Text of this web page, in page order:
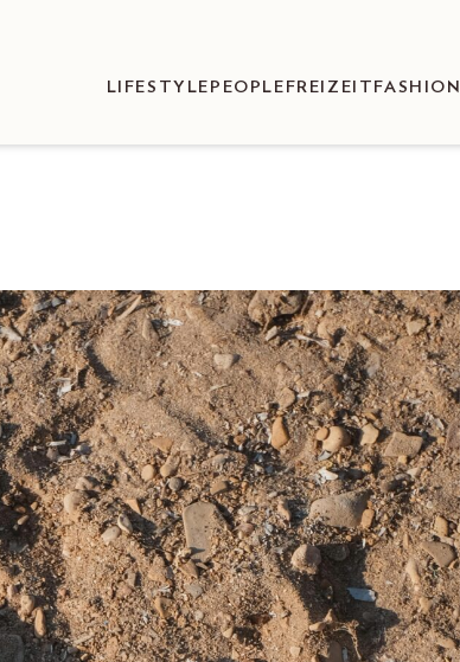
LIFESTYLE PEOPLE FREIZEIT FASHION